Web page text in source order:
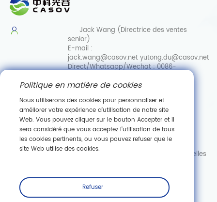
Jack Wang (Directrice des ventes
senior)
E-mail :
jack.wang@casov.netyutong.du@casov.net
Direct/Whatsapp/Wechat :0086-
info@casovbio.net
Direct/Whatsapp/Wechat :0086-
15307143249
Pôle d'innovation en biologie synthétique de Wuhan
e Gaokeyuan 3, zone de développement de nouvelles
S'abonner
Politique en matière de cookies
Nous utiliserons des cookies pour personnaliser et
améliorer votre expérience d'utilisation de notre site
Web. Vous pouvez cliquer sur le bouton Accepter et il
sera considéré que vous acceptez l'utilisation de tous
les cookies pertinents, ou vous pouvez refuser que le
site Web utilise des cookies.
Refuser